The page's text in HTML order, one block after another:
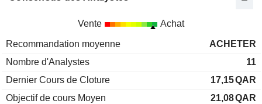
Vente Achat
Recommandation moyenne
ACHETER
Nombre d'Analystes
11
Dernier Cours de Cloture
17,15QAR
Objectif de cours Moyen
21,08QAR